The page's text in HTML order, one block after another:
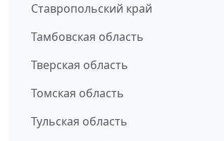
Ставропольский край
Тамбовская область
Тверская область
Томская область
Тульская область